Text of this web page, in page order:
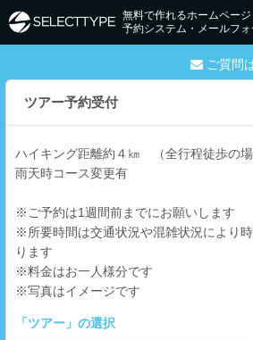
ご質問
ツアー予約受付
ハイキング距離約４㎞ （全行程徒歩の
雨天時コース変更有
※ご予約は1週間前までにお願いします
※所要時間は交通状況や混雑状況により
ります
※料金はお一人様分です
※写真はイメージです
「 ツアー 」の選択
無料で作れるホームページ
予約システム・メールフォ